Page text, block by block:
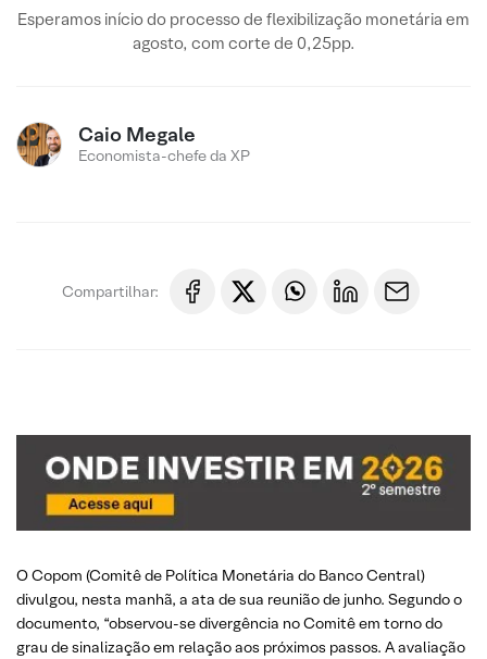
Esperamos início do processo de flexibilização monetária em
agosto, com corte de 0,25pp.
Caio Megale
Economista-chefe da XP
Compartilhar:
O Copom (Comitê de Política Monetária do Banco Central)
divulgou, nesta manhã, a ata de sua reunião de junho. Segundo o
documento, “observou-se divergência no Comitê em torno do
grau de sinalização em relação aos próximos passos. A avaliação